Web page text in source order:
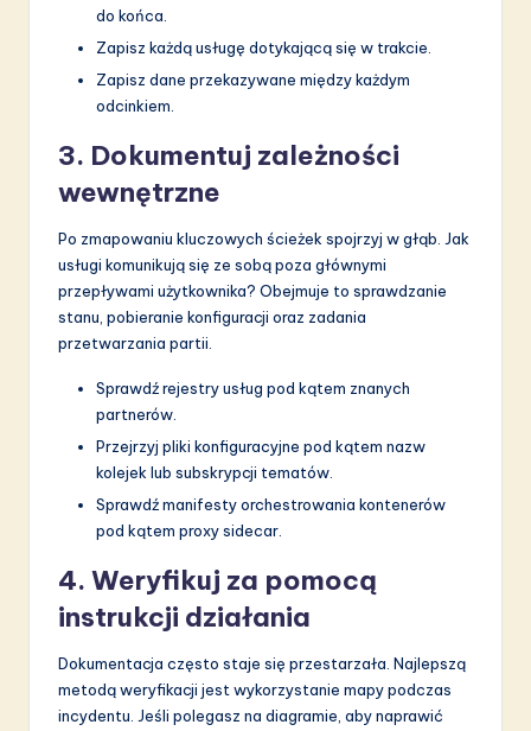
do końca.
Zapisz każdą usługę dotykającą się w trakcie.
Zapisz dane przekazywane między każdym
odcinkiem.
3. Dokumentuj zależności
wewnętrzne
Po zmapowaniu kluczowych ścieżek spojrzyj w głąb. Jak
usługi komunikują się ze sobą poza głównymi
przepływami użytkownika? Obejmuje to sprawdzanie
stanu, pobieranie konfiguracji oraz zadania
przetwarzania partii.
Sprawdź rejestry usług pod kątem znanych
partnerów.
Przejrzyj pliki konfiguracyjne pod kątem nazw
kolejek lub subskrypcji tematów.
Sprawdź manifesty orchestrowania kontenerów
pod kątem proxy sidecar.
4. Weryfikuj za pomocą
instrukcji działania
Dokumentacja często staje się przestarzała. Najlepszą
metodą weryfikacji jest wykorzystanie mapy podczas
incydentu. Jeśli polegasz na diagramie, aby naprawić